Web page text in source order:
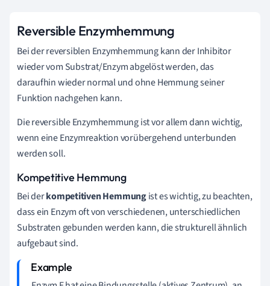
Reversible Enzymhemmung
Bei der reversiblen Enzymhemmung kann der Inhibitor
wieder vom Substrat/Enzym abgelöst werden, das
daraufhin wieder normal und ohne Hemmung seiner
Funktion nachgehen kann.
Die reversible Enzymhemmung ist vor allem dann wichtig,
wenn eine Enzymreaktion vorübergehend unterbunden
werden soll.
Kompetitive Hemmung
Bei derkompetitivenHemmungist es wichtig, zu beachten,
dass ein Enzym oft von verschiedenen, unterschiedlichen
Substraten gebunden werden kann, die strukturell ähnlich
aufgebaut sind.